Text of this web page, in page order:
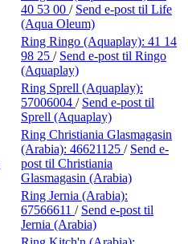
40 53 00 / Send e-post til Life
(Aqua Oleum)
Ring Ringo (Aquaplay): 41 14
98 25 / Send e-post til Ringo
(Aquaplay)
Ring Sprell (Aquaplay):
57006004 / Send e-post til
Sprell (Aquaplay)
Ring Christiania Glasmagasin
(Arabia): 46621125 / Send e-
post til Christiania
Glasmagasin (Arabia)
Ring Jernia (Arabia):
67566611 / Send e-post til
Jernia (Arabia)